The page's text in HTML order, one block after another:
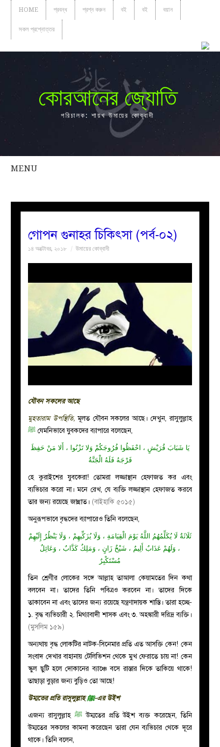
HOME প্রবন্ধ প্রশ্ন করুন বই বই বয়ান
সকল প্রশ্নোত্তর
কোরআনের জ্যোতি
পরিচালক: শায়খ উমায়ের কোব্বাদী
MENU
সকল
মজলিস
প্রশ্ন
গোপন গুনাহর চিকিৎসা (পর্ব-০২)
১৪ অক্টোবর, ২০১৮ উমায়ের কোব্বাদী
যৌবন সকলের আছে
মুহতারাম উপস্থিতি, মূলত যৌবন সকলের আছে। দেখুন, রাসুলুল্লাহ
ﷺ যেমনিভাবে যুবকদের ব্যাপারে বলেছেন,
يَا شَبَابَ قُرَيْشٍ ، احْفَظُوا فُرُوجَكُمْ وَلا تَزْنُوا ، أَلا مَنْ حَفِظَ
فَرْجَهُ فَلَهُ الْجَنَّةُ
হে কুরাইশের যুবকেরা! তোমরা লজ্জাস্থান হেফাজত কর এবং
ব্যভিচার করো না। মনে রেখ, যে ব্যক্তি লজ্জাস্থান হেফাজত করবে
তার জন্য রয়েছে জান্নাত। (বাইহাকি ৫০১৫)
অনুরূপভাবে বৃদ্ধদের ব্যাপারেও তিনি বলেছেন,
ثَلَاثَةٌ لَا يُكَلِّمُهُمُ اللَّهُ يَوْمَ الْقِيَامَةِ ، وَلَا يُزَكِّيهِمْ ، وَلَا يَنْظُرُ إِلَيْهِمْ
، وَلَهُمْ عَذَابٌ أَلِيمٌ ، شَيْخٌ زَانٍ ، وَمَلِكٌ كَذَّابٌ ، وَعَائِلٌ
مُسْتَكْبِرٌ
তিন শ্রেণীর লোকের সঙ্গে আল্লাহ তাআলা কেয়ামতের দিন কথা
বলবেন না। তাদের তিনি পবিত্রও করবেন না। তাদের দিকে
তাকাবেন না এবং তাদের জন্য রয়েছে যন্ত্রণাদায়ক শাস্তি। তারা হচ্ছে-
১. বৃদ্ধ ব্যভিচারী ২. মিথ্যাবাদী শাসক এবং ৩. অহঙ্কারী দরিদ্র ব্যক্তি।
(মুসলিম ১৫৯)
অন্যথায় বৃদ্ধ লোকটির নাটক-সিনেমার প্রতি এত আসক্তি কেন! কেন
সংবাদ দেখার বাহানায় টেলিভিশন থেকে মুখ ফেরাতে চায় না! কেন
স্কুল ছুটি হলে দোকানের ব্যাঞ্চে বসে রাস্তার দিকে তাকিয়ে থাকে!
তাছাড়া বুড়ার জন্য বুড়িও তো আছে!
উম্মতের প্রতি রাসুলুল্লাহﷺ-এর উইশ
এজন্য রাসুলুল্লাহ ﷺউম্মতের প্রতি উইশ ব্যক্ত করেছেন, তিনি
উম্মতের সকলের কামনা করেছেন তারা যেন ব্যভিচার থেকে দূরে
থাকে। তিনি বলেন,